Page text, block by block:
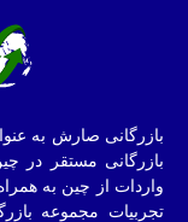
بازرگانی صارش به
بازرگانی مستقر در
واردات از چین به
تجربیات مجموعه